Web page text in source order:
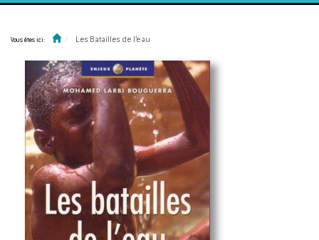
Vous êtes ici: Les Batailles de l’eau